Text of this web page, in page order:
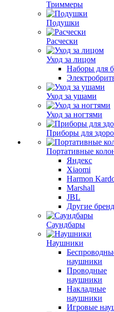
Триммеры
Подушки
Расчески
Уход за лицом
Наборы для
Уход за ушами
Уход за ногтями
Приборы для
Портативные
Яндекс
Xiaomi
Harmon
Marshall
JBL
Другие
Саундбары
Наушники
наушники
Проводные
наушники
Накладные
наушники
Игровые